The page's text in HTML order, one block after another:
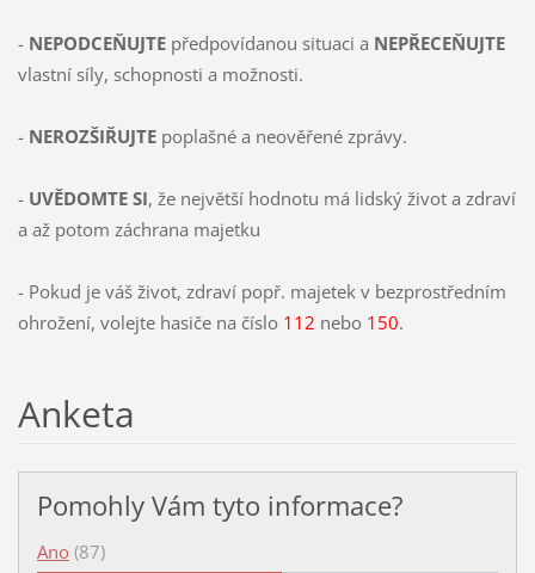
- NEPODCEŇUJTEpředpovídanou situaci a NEPŘECEŇUJTE
vlastní síly, schopnosti a možnosti.
- NEROZŠIŘUJTEpoplašné a neověřené zprávy.
- UVĚDOMTE SI, že největší hodnotu má lidský život a zdraví
a až potom záchrana majetku
- Pokud je váš život, zdraví popř. majetek v bezprostředním
ohrožení, volejte hasiče na číslo 112 nebo 150.
Anketa
Pomohly Vám tyto informace?
Ano (87)